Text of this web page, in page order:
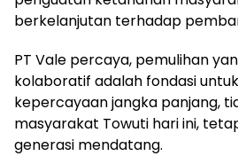
berkelanjutan terhadap
PT Vale percaya, pemulihan
kolaboratif adalah fondasi
kepercayaan jangka panjang,
masyarakat Towuti hari ini,
generasi mendatang.